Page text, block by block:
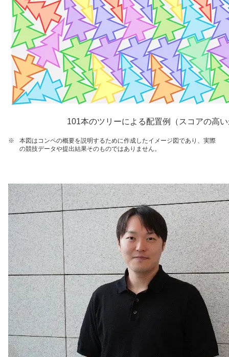
101本のツリーによる配置例（スコアの高
※
本図はコンペの概要を説明するために作成したイメージ図であり、実際
の競技データや提出結果そのものではありません。